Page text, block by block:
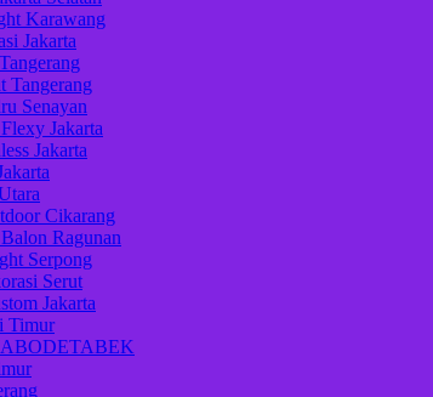
Karawang
Jakarta
Tangerang
Senayan
Jakarta
Jakarta
Cikarang
Ragunan
Serpong
Serut
Jakarta
Timur